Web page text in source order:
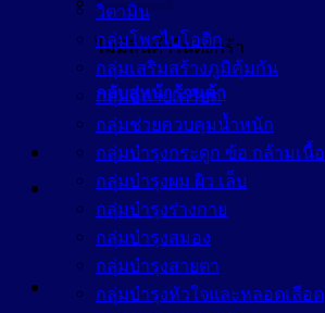
ไม่มีสินค้าในตะกร้า
กลับสู่หน้าร้านค้า
วิตามิน
กลุ่มโพรไบโอติก
กลุ่มเสริมสร้างภูมิคุ้มกัน
กลุ่มคลายเครียด
กลุ่มช่วยควบคุมน้ำหนัก
กลุ่มบำรุงกระดูก ข้อ กล้ามเนื้อ
กลุ่มบำรุงผม ผิว เล็บ
กลุ่มบำรุงร่างกาย
กลุ่มบำรุงสมอง
กลุ่มบำรุงสายตา
กลุ่มบำรุงหัวใจและหลอดเลือด